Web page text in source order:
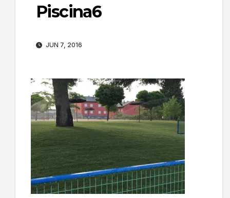
Piscina6
JUN 7, 2016